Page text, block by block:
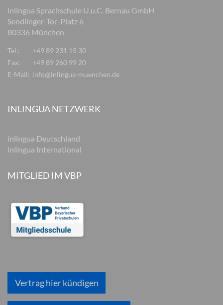
inlingua Sprachschule U.u.C. Bernau GmbH
Sendlinger-Tor-Platz 6
80336 München
Tel.:
+49 89 231 15 30
Fax:
+49 89 260 99 20
E-Mail: info@inlingua-muenchen.de
INLINGUA NETZWERK
inlingua Deutschland
inlingua International
MITGLIED IM VBP
Vertrag hier kündigen